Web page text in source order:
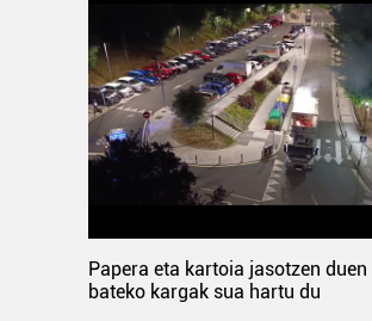
Papera eta kartoia jasotzen
bateko kargak sua hartu du